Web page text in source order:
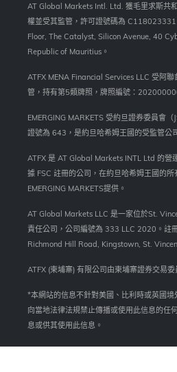
AT Global Markets Intl. Ltd. 獲毛里求斯共
權並受其監管，許可證號碼為
Floor, The Catalyst, Silicon Avenue, 40
Republic of Mauritius。
ATFX MENA Financial Services LLC 受阿
管，持有第5類牌照，牌照編號：
EMERGING MARKETS 受約旦證券委員會
證號為 643，是約旦哈希姆王國的受監管公
ATFX 是 AT Global Markets INTL Ltd 的營
據 FSC 註冊的公司，在約旦哈希姆王國的
EMERGING MARKETS提供。
AT Global Markets LLC 是一家位於St.
責任公司，公司編號為 333 LLC 2020。註
Richmond Hill Road, Kingstown, St.
ATFX (柬埔寨) 有限公司由柬埔寨證券交易
*本網站的信息不針對美國、比利時或英國
向當地法律法規禁止傳播或使用此信息的任
息或供其使用此信息。